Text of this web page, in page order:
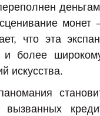
что эта
более
искусства.